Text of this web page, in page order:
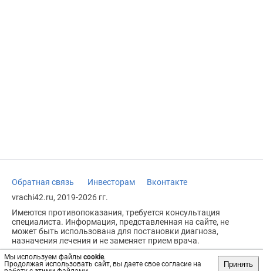
Мы используем файлы cookie.
Продолжая использовать сайт, вы даете свое согласие на
Принять
Обратная связь Инвесторам
Вконтакте
vrachi42.ru, 2019-2026 гг.
Имеются противопоказания, требуется консультация
специалиста. Информация, представленная на сайте, не
может быть использована для постановки диагноза,
назначения лечения и не заменяет прием врача.
Возрастное ограничение: 18+